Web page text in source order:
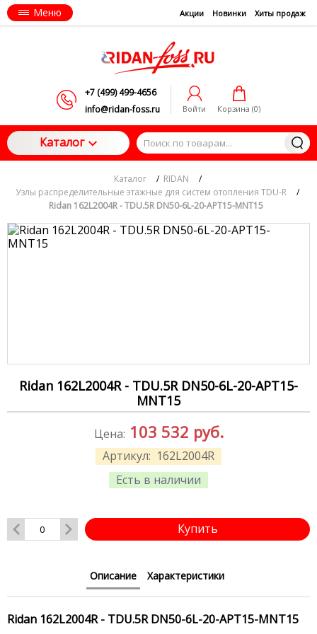
Меню Акции Новинки Хиты продаж
+7 (499) 499-4656
info@ridan-foss.ru
Войти Корзина (0)
Каталог
Каталог / RIDAN
/
Узлы распределительные этажные для систем отопления TDU-R
/
Ridan 162L2004R - TDU.5R DN50-6L-20-APT15-MNT15
Ridan 162L2004R - TDU.5R DN50-6L-20-APT15-
MNT15
Артикул: 162L2004R
Есть в наличии
Цена: 103 532 руб.
Купить
Описание Характеристики
Ridan 162L2004R - TDU.5R DN50-6L-20-APT15-MNT15